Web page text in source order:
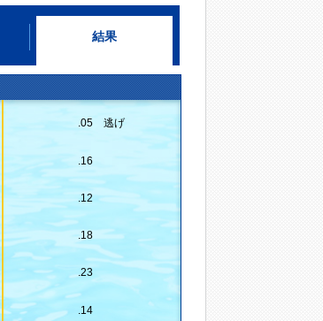
結果
.05 逃げ
.16
.12
.18
.23
.14